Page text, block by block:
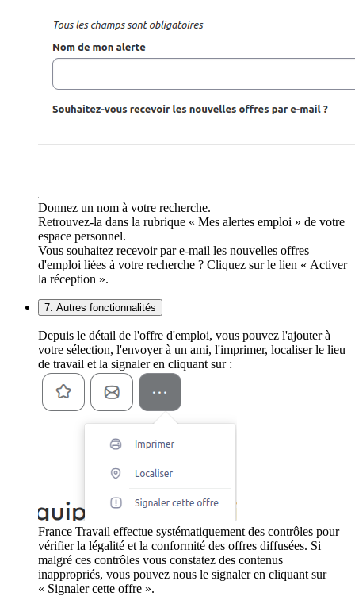
Donnez un nom à votre recherche.
Retrouvez-la dans la rubrique « Mes alertes emploi » de votre
espace personnel.
Vous souhaitez recevoir par e-mail les nouvelles offres
d'emploi liées à votre recherche ? Cliquez sur le lien « Activer
la réception ».
7. Autres fonctionnalités
Depuis le détail de l'offre d'emploi, vous pouvez l'ajouter à
votre sélection, l'envoyer à un ami, l'imprimer, localiser le lieu
de travail et la signaler en cliquant sur :
France Travail effectue systématiquement des contrôles pour
vérifier la légalité et la conformité des offres diffusées. Si
malgré ces contrôles vous constatez des contenus
inappropriés, vous pouvez nous le signaler en cliquant sur
« Signaler cette offre ».